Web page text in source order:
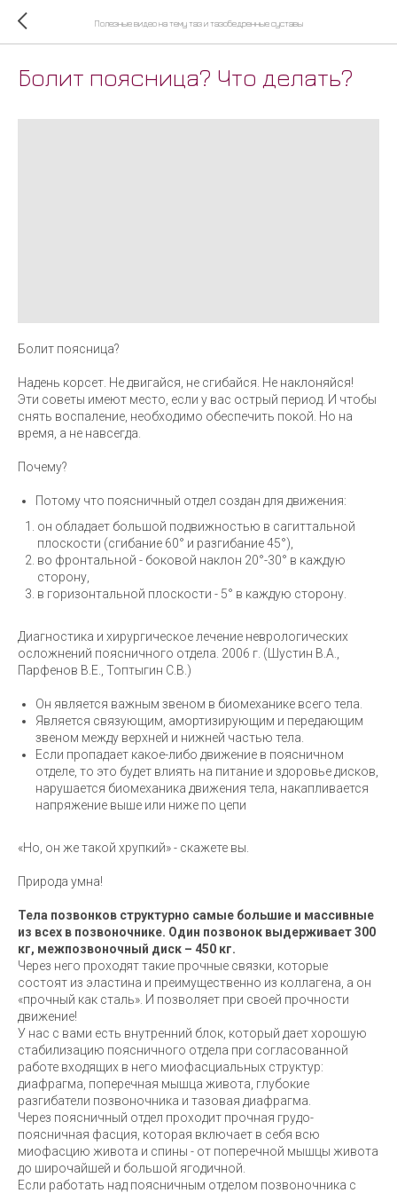
Полезные видео на тему таз и тазобедренные суставы
Болит поясница? Что делать?
Болит поясница?
Надень корсет. Не двигайся, не сгибайся. Не наклоняйся!
Эти советы имеют место, если у вас острый период. И чтобы
снять воспаление, необходимо обеспечить покой. Но на
время, а не навсегда.
Почему?
Потому что поясничный отдел создан для движения:
он обладает большой подвижностью в сагиттальной
плоскости (сгибание 60° и разгибание 45°),
во фронтальной - боковой наклон 20°-30° в каждую
сторону,
в горизонтальной плоскости - 5° в каждую сторону.
Диагностика и хирургическое лечение неврологических
осложнений поясничного отдела. 2006 г. (Шустин В.А.,
Парфенов В.Е., Топтыгин С.В.)
Он является важным звеном в биомеханике всего тела.
Является связующим, амортизирующим и передающим
звеном между верхней и нижней частью тела.
Если пропадает какое-либо движение в поясничном
отделе, то это будет влиять на питание и здоровье дисков,
нарушается биомеханика движения тела, накапливается
напряжение выше или ниже по цепи
«Но, он же такой хрупкий» - скажете вы.
Природа умна!
Тела позвонков структурно самые большие и массивные
из всех в позвоночнике. Один позвонок выдерживает 300
кг, межпозвоночный диск – 450 кг.
Через него проходят такие прочные связки, которые
состоят из эластина и преимущественно из коллагена, а он
«прочный как сталь». И позволяет при своей прочности
движение!
У нас с вами есть внутренний блок, который дает хорошую
стабилизацию поясничного отдела при согласованной
работе входящих в него миофасциальных структур:
диафрагма, поперечная мышца живота, глубокие
разгибатели позвоночника и тазовая диафрагма.
Через поясничный отдел проходит прочная грудо-
поясничная фасция, которая включает в себя всю
миофасцию живота и спины - от поперечной мышцы живота
до широчайшей и большой ягодичной.
Если работать над поясничным отделом позвоночника с